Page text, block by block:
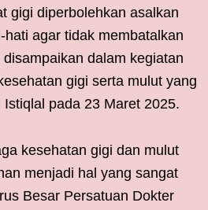
gigi diperbolehkan asalkan
agar tidak membatalkan
dalam kegiatan
gigi serta mulut yang
pada 23 Maret 2025.
kesehatan gigi dan mulut
menjadi hal yang sangat
Besar Persatuan Dokter